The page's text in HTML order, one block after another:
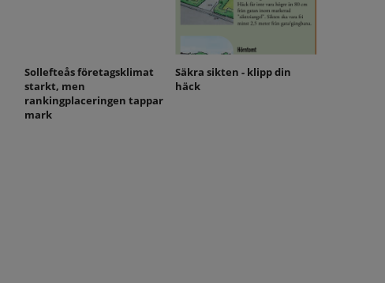
Sollefteås företagsklimat
starkt, men
rankingplaceringen tappar
mark
Säkra sikten - klipp din
häck